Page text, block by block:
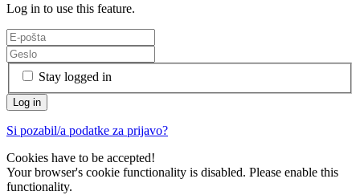
Log in to use this feature.
Stay logged in
Si pozabil/a podatke za prijavo?
Cookies have to be accepted!
Your browser's cookie functionality is disabled. Please enable this
functionality.